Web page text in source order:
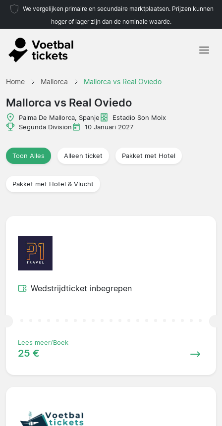
We vergelijken primaire en secundaire marktplaatsen. Prijzen kunnen
hoger of lager zijn dan de nominale waarde.
Reisorganisaties
Home Mallorca Mallorca vs Real Oviedo
Mallorca vs Real Oviedo
Palma De Mallorca, Spanje
Estadio Son Moix
Segunda Division
10 Januari 2027
Toon Alles Alleen ticket Pakket met Hotel
Pakket met Hotel & Vlucht
Wedstrijdticket inbegrepen
Lees meer/Boek
25 €